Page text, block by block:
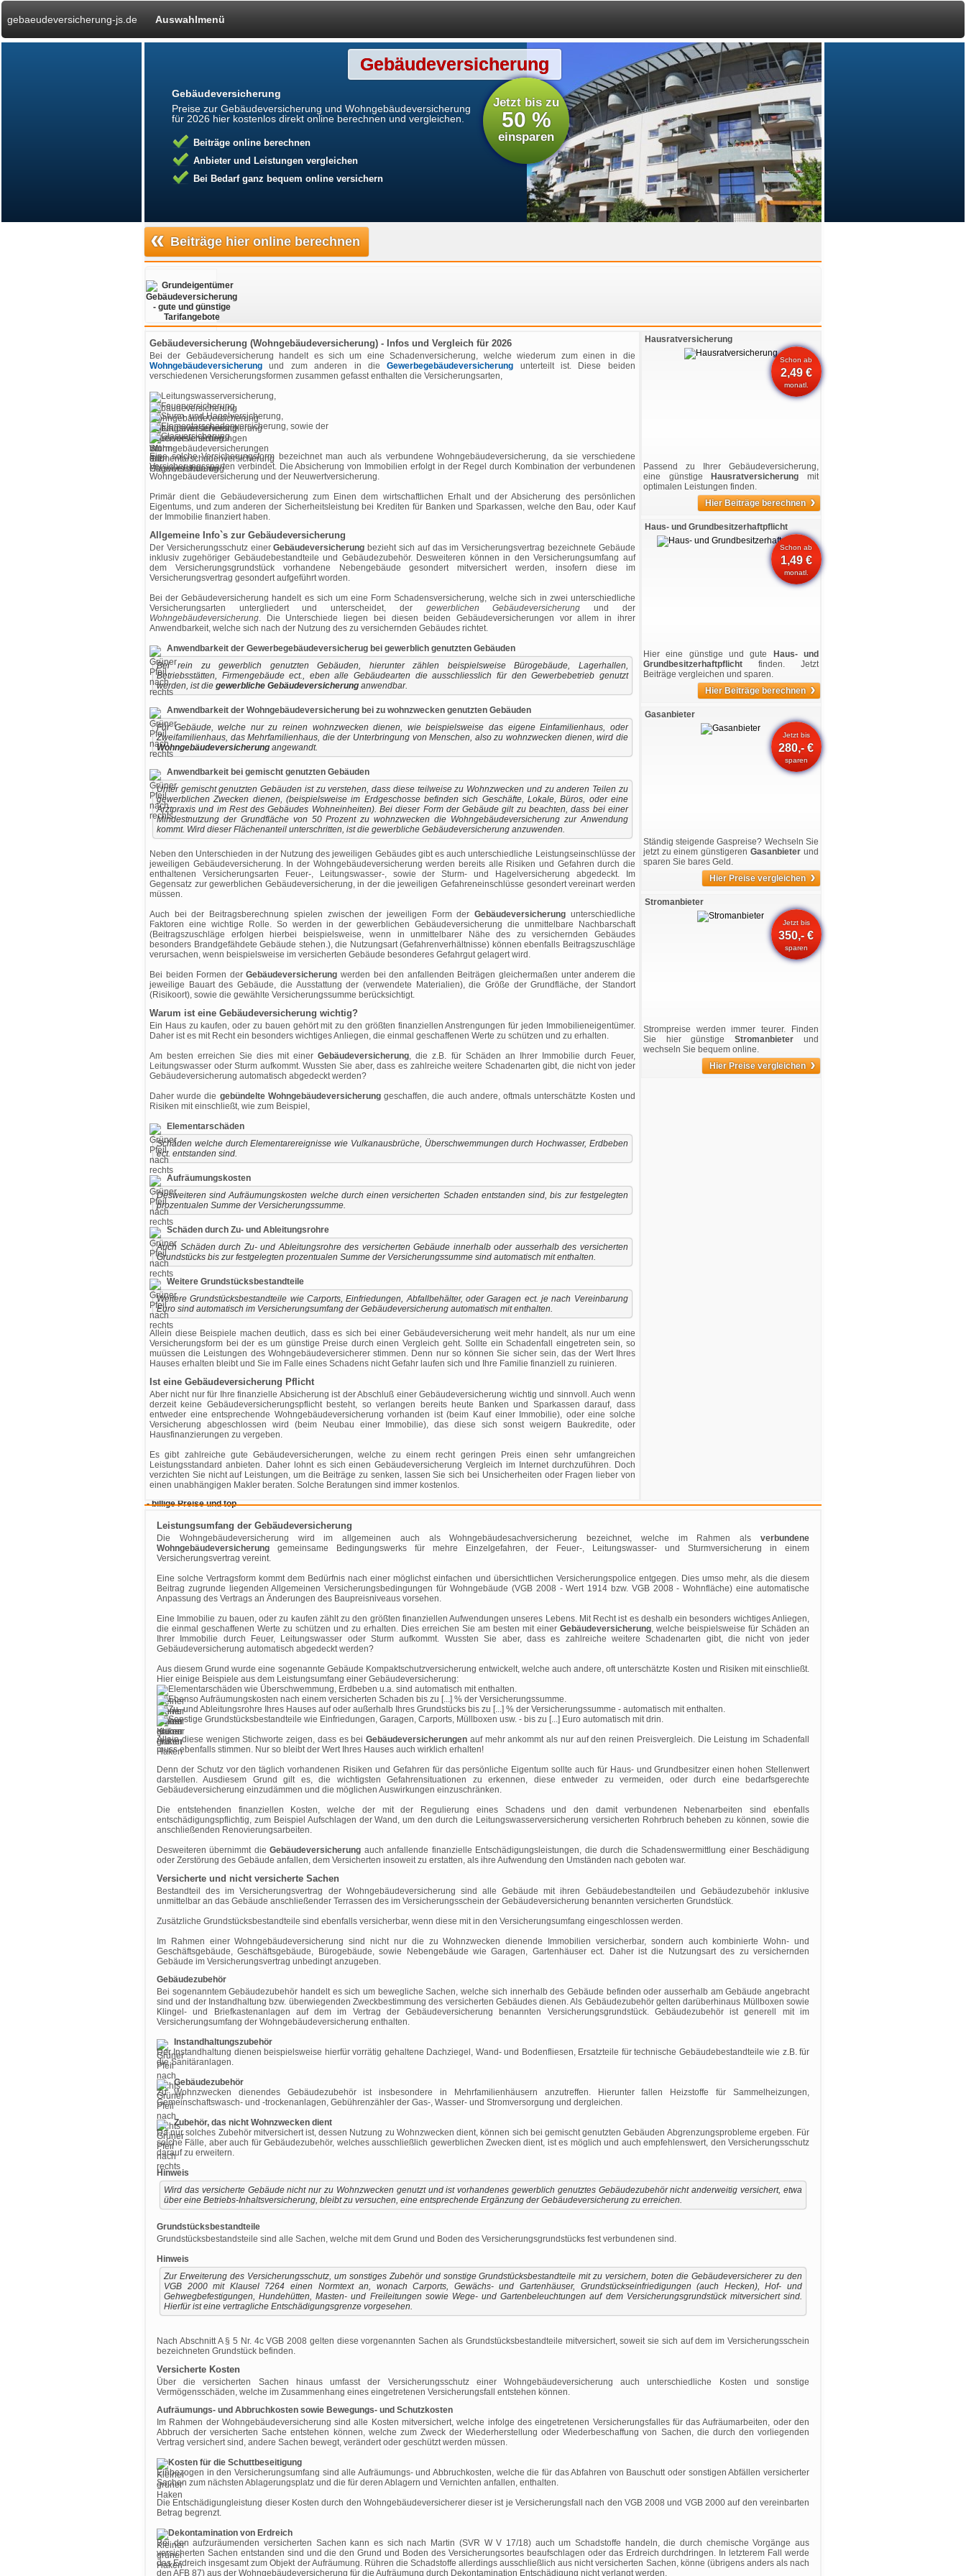
gebaeudeversicherung-js.de Auswahlmenü
Gebäudeversicherung
Preise zur Gebäudeversicherung und Wohngebäudeversicherung
für 2026 hier kostenlos direkt online berechnen und vergleichen.
Beiträge online berechnen
Anbieter und Leistungen vergleichen
Bei Bedarf ganz bequem online versichern
Jetzt bis zu
50 %
einsparen
Gebäudeversicherung
« Beiträge hier online berechnen
Gebäudeversicherung (Wohngebäudeversicherung) - Infos und Vergleich für 2026
Bei der Gebäudeversicherung handelt es sich um eine Schadenversicherung, welche wiederum zum einen in die
Wohngebäudeversicherung und zum anderen in dieGewerbegebäudeversicherung unterteilt ist. Diese beiden
verschiedenen Versicherungsformen zusammen gefasst enthalten die Versicherungsarten,
Leitungswasserversicherung,
Feuerversicherung,
Sturm- und Hagelversicherung,
Elementarschadenversicherung, sowie der
Glasversicherung.
Eine solche Versicherungsform bezeichnet man auch als verbundene Wohngebäudeversicherung, da sie verschiedene
Versicherungssparten verbindet. Die Absicherung von Immobilien erfolgt in der Regel durch Kombination der verbundenen
Wohngebäudeversicherung und der Neuwertversicherung.
Primär dient die Gebäudeversicherung zum Einen dem wirtschaftlichen Erhalt und der Absicherung des persönlichen
Eigentums, und zum anderen der Sicherheitsleistung bei Krediten für Banken und Sparkassen, welche den Bau, oder Kauf
der Immobilie finanziert haben.
Allgemeine Info`s zur Gebäudeversicherung
Der Versicherungsschutz einerGebäudeversicherung bezieht sich auf das im Versicherungsvertrag bezeichnete Gebäude
inklusiv zugehöriger Gebäudebestandteile und Gebäudezubehör. Desweiteren können in den Versicherungsumfang auf
dem Versicherungsgrundstück vorhandene Nebengebäude gesondert mitversichert werden, insofern diese im
Versicherungsvertrag gesondert aufgeführt worden.
Bei der Gebäudeversicherung handelt es sich um eine Form Schadensversicherung, welche sich in zwei unterschiedliche
Versicherungsarten untergliedert und unterscheidet, der gewerblichen Gebäudeversicherung und der
Wohngebäudeversicherung. Die Unterschiede liegen bei diesen beiden Gebäudeversicherungen vor allem in ihrer
Anwendbarkeit, welche sich nach der Nutzung des zu versichernden Gebäudes richtet.
Anwendbarkeit der Gewerbegebäudeversicherug bei gewerblich genutzten Gebäuden
Bei rein zu gewerblich genutzten Gebäuden, hierunter zählen beispielsweise Bürogebäude, Lagerhallen,
Betriebsstätten, Firmengebäude ect., eben alle Gebäudearten die ausschliesslich für den Gewerbebetrieb genutzt
werden, ist die gewerbliche Gebäudeversicherung anwendbar.
Anwendbarkeit der Wohngebäudeversicherung bei zu wohnzwecken genutzten Gebäuden
Für Gebäude, welche nur zu reinen wohnzwecken dienen, wie beispielsweise das eigene Einfamilienhaus, oder
Zweifamilienhaus, das Mehrfamilienhaus, die der Unterbringung von Menschen, also zu wohnzwecken dienen, wird die
Wohngebäudeversicherung angewandt.
Anwendbarkeit bei gemischt genutzten Gebäuden
Unter gemischt genutzten Gebäuden ist zu verstehen, dass diese teilweise zu Wohnzwecken und zu anderen Teilen zu
gewerblichen Zwecken dienen, (beispielsweise im Erdgeschosse befinden sich Geschäfte, Lokale, Büros, oder eine
Arztpraxis und im Rest des Gebäudes Wohneinheiten). Bei dieser Form der Gebäude gilt zu beachten, dass bei einer
Mindestnutzung der Grundfläche von 50 Prozent zu wohnzwecken die Wohngebäudeversicherung zur Anwendung
kommt. Wird dieser Flächenanteil unterschritten, ist die gewerbliche Gebäudeversicherung anzuwenden.
Neben den Unterschieden in der Nutzung des jeweiligen Gebäudes gibt es auch unterschiedliche Leistungseinschlüsse der
jeweiligen Gebäudeversicherung. In der Wohngebäudeversicherung werden bereits alle Risiken und Gefahren durch die
enthaltenen Versicherungsarten Feuer-, Leitungswasser-, sowie der Sturm- und Hagelversicherung abgedeckt. Im
Gegensatz zur gewerblichen Gebäudeversicherung, in der die jeweiligen Gefahreneinschlüsse gesondert vereinart werden
müssen.
Auch bei der Beitragsberechnung spielen zwischen der jeweiligen Form derGebäudeversicherung unterschiedliche
Faktoren eine wichtige Rolle. So werden in der gewerblichen Gebäudeversicherung die unmittelbare Nachbarschaft
(Beitragszuschläge erfolgen hierbei beispielsweise, wenn in unmittelbarer Nähe des zu versichernden Gebäudes
besonders Brandgefähdete Gebäude stehen.), die Nutzungsart (Gefahrenverhältnisse) können ebenfalls Beitragszuschläge
verursachen, wenn beispielsweise im versicherten Gebäude besonderes Gefahrgut gelagert wird.
Bei beiden Formen derGebäudeversicherung werden bei den anfallenden Beiträgen gleichermaßen unter anderem die
jeweilige Bauart des Gebäude, die Ausstattung der (verwendete Materialien), die Größe der Grundfläche, der Standort
(Risikoort), sowie die gewählte Versicherungssumme berücksichtigt.
Warum ist eine Gebäudeversicherung wichtig?
Ein Haus zu kaufen, oder zu bauen gehört mit zu den größten finanziellen Anstrengungen für jeden Immobilieneigentümer.
Daher ist es mit Recht ein besonders wichtiges Anliegen, die einmal geschaffenen Werte zu schützen und zu erhalten.
Am besten erreichen Sie dies mit einerGebäudeversicherung, die z.B. für Schäden an Ihrer Immobilie durch Feuer,
Leitungswasser oder Sturm aufkommt. Wussten Sie aber, dass es zahlreiche weitere Schadenarten gibt, die nicht von jeder
Gebäudeversicherung automatisch abgedeckt werden?
Daher wurde die gebündelte Wohngebäudeversicherunggeschaffen, die auch andere, oftmals unterschätzte Kosten und
Risiken mit einschließt, wie zum Beispiel,
Elementarschäden
Schäden welche durch Elementarereignisse wie Vulkanausbrüche, Überschwemmungen durch Hochwasser, Erdbeben
ect. entstanden sind.
Aufräumungskosten
Desweiteren sind Aufräumungskosten welche durch einen versicherten Schaden entstanden sind, bis zur festgelegten
prozentualen Summe der Versicherungssumme.
Schäden durch Zu- und Ableitungsrohre
Auch Schäden durch Zu- und Ableitungsrohre des versicherten Gebäude innerhalb oder ausserhalb des versicherten
Grundstücks bis zur festgelegten prozentualen Summe der Versicherungssumme sind automatisch mit enthalten.
Weitere Grundstücksbestandteile
Weitere Grundstücksbestandteile wie Carports, Einfriedungen, Abfallbehälter, oder Garagen ect. je nach Vereinbarung
Euro sind automatisch im Versicherungsumfang der Gebäudeversicherung automatisch mit enthalten.
Allein diese Beispiele machen deutlich, dass es sich bei einer Gebäudeversicherung weit mehr handelt, als nur um eine
Versicherungsform bei der es um günstige Preise durch einen Vergleich geht. Sollte ein Schadenfall eingetreten sein, so
muüssen die Leistungen des Wohngebäudeversicherer stimmen. Denn nur so können Sie sicher sein, das der Wert Ihres
Hauses erhalten bleibt und Sie im Falle eines Schadens nicht Gefahr laufen sich und Ihre Familie finanziell zu ruinieren.
Ist eine Gebäudeversicherung Pflicht
Aber nicht nur für Ihre finanzielle Absicherung ist der Abschluß einer Gebäudeversicherung wichtig und sinnvoll. Auch wenn
derzeit keine Gebäudeversicherungspflicht besteht, so verlangen bereits heute Banken und Sparkassen darauf, dass
entweder eine entsprechende Wohngebäudeversicherung vorhanden ist (beim Kauf einer Immobilie), oder eine solche
Versicherung abgeschlossen wird (beim Neubau einer Immobilie), das diese sich sonst weigern Baukredite, oder
Hausfinanzierungen zu vergeben.
Es gibt zahlreiche gute Gebäudeversicherungen, welche zu einem recht geringen Preis einen sehr umfangreichen
Leistungsstandard anbieten. Daher lohnt es sich einen Gebäudeversicherung Vergleich im Internet durchzuführen. Doch
verzichten Sie nicht auf Leistungen, um die Beiträge zu senken, lassen Sie sich bei Unsicherheiten oder Fragen lieber von
einen unabhängigen Makler beraten. Solche Beratungen sind immer kostenlos.
Hausratversicherung
Schon ab
2,49 €
monatl.
Passend zu Ihrer Gebäudeversicherung,
eine günstige
Hausratversicherung mit
optimalen Leistungen finden.
Hier Beiträge berechnen ›
Haus- und Grundbesitzerhaftpflicht
Schon ab
1,49 €
monatl.
Hier eine günstige und gute
Haus- und
Grundbesitzerhaftpflichtfinden. Jetzt
Beiträge vergleichen und sparen.
Hier Beiträge berechnen ›
Gasanbieter
Jetzt bis
280,- €
sparen
Ständig steigende Gaspreise? Wechseln Sie
jetzt zu einem günstigerenGasanbieter und
sparen Sie bares Geld.
Hier Preise vergleichen ›
Stromanbieter
Jetzt bis
350,- €
sparen
Strompreise werden immer teurer. Finden
Sie hier günstigeStromanbieter und
wechseln Sie bequem online.
Hier Preise vergleichen ›
Leistungsumfang der Gebäudeversicherung
Die Wohngebäudeversicherung wird im allgemeinen auch als Wohngebäudesachversicherung bezeichnet, welche im Rahmen als verbundene
Wohngebäudeversicherung gemeinsame Bedingungswerks für mehre Einzelgefahren, der Feuer-, Leitungswasser- und Sturmversicherung in einem
Versicherungsvertrag vereint.
Eine solche Vertragsform kommt dem Bedürfnis nach einer möglichst einfachen und übersichtlichen Versicherungspolice entgegen. Dies umso mehr, als die diesem
Beitrag zugrunde liegenden Allgemeinen Versicherungsbedingungen für Wohngebäude (VGB 2008 - Wert 1914 bzw. VGB 2008 - Wohnfläche) eine automatische
Anpassung des Vertrags an Änderungen des Baupreisniveaus vorsehen.
Eine Immobilie zu bauen, oder zu kaufen zählt zu den größten finanziellen Aufwendungen unseres Lebens. Mit Recht ist es deshalb ein besonders wichtiges Anliegen,
die einmal geschaffenen Werte zu schützen und zu erhalten. Dies erreichen Sie am besten mit einer Gebäudeversicherung, welche beispielsweise für Schäden an
Ihrer Immobilie durch Feuer, Leitungswasser oder Sturm aufkommt. Wussten Sie aber, dass es zahlreiche weitere Schadenarten gibt, die nicht von jeder
Gebäudeversicherung automatisch abgedeckt werden?
Aus diesem Grund wurde eine sogenannte Gebäude Kompaktschutzversicherung entwickelt, welche auch andere, oft unterschätzte Kosten und Risiken mit einschließt.
Hier einige Beispiele aus dem Leistungsumfang einer Gebäudeversicherung:
Elementarschäden wie Überschwemmung, Erdbeben u.a. sind automatisch mit enthalten.
Ebenso Aufräumungskosten nach einem versicherten Schaden bis zu [...] % der Versicherungssumme.
Zu- und Ableitungsrohre Ihres Hauses auf oder außerhalb Ihres Grundstücks bis zu [...] % der Versicherungssumme - automatisch mit enthalten.
Sonstige Grundstücksbestandteile wie Einfriedungen, Garagen, Carports, Müllboxen usw. - bis zu [...] Euro automatisch mit drin.
Allein diese wenigen Stichworte zeigen, dass es beiGebäudeversicherungen auf mehr ankommt als nur auf den reinen Preisvergleich. Die Leistung im Schadenfall
muss ebenfalls stimmen. Nur so bleibt der Wert Ihres Hauses auch wirklich erhalten!
Denn der Schutz vor den täglich vorhandenen Risiken und Gefahren für das persönliche Eigentum sollte auch für Haus- und Grundbesitzer einen hohen Stellenwert
darstellen. Ausdiesem Grund gilt es, die wichtigsten Gefahrensituationen zu erkennen, diese entweder zu vermeiden, oder durch eine bedarfsgerechte
Gebäudeversicherung einzudämmen und die möglichen Auswirkungen einzuschränken.
Die entstehenden finanziellen Kosten, welche der mit der Regulierung eines Schadens und den damit verbundenen Nebenarbeiten sind ebenfalls
entschädigungspflichtig, zum Beispiel Aufschlagen der Wand, um den durch die Leitungswasserversicherung versicherten Rohrbruch beheben zu können, sowie die
anschließenden Renovierungsarbeiten.
Desweiteren übernimmt dieGebäudeversicherung auch anfallende finanzielle Entschädigungsleistungen, die durch die Schadenswermittlung einer Beschädigung
oder Zerstörung des Gebäude anfallen, dem Versicherten insoweit zu erstatten, als ihre Aufwendung den Umständen nach geboten war.
Versicherte und nicht versicherte Sachen
Bestandteil des im Versicherungsvertrag der Wohngebäudeversicherung sind alle Gebäude mit ihren Gebäudebestandteilen und Gebäudezubehör inklusive
unmittelbar an das Gebäude anschließender Terrassen des im Versicherungsschein der Gebäudeversicherung benannten versicherten Grundstück.
Zusätzliche Grundstücksbestandteile sind ebenfalls versicherbar, wenn diese mit in den Versicherungsumfang eingeschlossen werden.
Im Rahmen einer Wohngebäudeversicherung sind nicht nur die zu Wohnzwecken dienende Immobilien versicherbar, sondern auch kombinierte Wohn- und
Geschäftsgebäude, Geschäftsgebäude, Bürogebäude, sowie Nebengebäude wie Garagen, Gartenhäuser ect. Daher ist die Nutzungsart des zu versichernden
Gebäude im Versicherungsvertrag unbedingt anzugeben.
Gebäudezubehör
Bei sogenanntem Gebäudezubehör handelt es sich um bewegliche Sachen, welche sich innerhalb des Gebäude befinden oder ausserhalb am Gebäude angebracht
sind und der Instandhaltung bzw. überwiegenden Zweckbestimmung des versicherten Gebäudes dienen. Als Gebäudezubehör gelten darüberhinaus Müllboxen sowie
Klingel- und Briefkastenanlagen auf dem im Vertrag der Gebäudeversicherung benannten Versicherungsgrundstück. Gebäudezubehör ist generell mit im
Versicherungsumfang der Wohngebäudeversicherung enthalten.
Instandhaltungszubehör
Der Instandhaltung dienen beispielsweise hierfür vorrätig gehaltene Dachziegel, Wand- und Bodenfliesen, Ersatzteile für technische Gebäudebestandteile wie z.B. für
die Sanitäranlagen.
Gebäudezubehör
Zu Wohnzwecken dienendes Gebäudezubehör ist insbesondere in Mehrfamilienhäusern anzutreffen. Hierunter fallen Heizstoffe für Sammelheizungen,
Gemeinschaftswasch- und -trockenanlagen, Gebührenzähler der Gas-, Wasser- und Stromversorgung und dergleichen.
Zubehör, das nicht Wohnzwecken dient
Da nur solches Zubehör mitversichert ist, dessen Nutzung zu Wohnzwecken dient, können sich bei gemischt genutzten Gebäuden Abgrenzungsprobleme ergeben. Für
solche Fälle, aber auch für Gebäudezubehör, welches ausschließlich gewerblichen Zwecken dient, ist es möglich und auch empfehlenswert, den Versicherungsschutz
darauf zu erweitern.
Hinweis
Wird das versicherte Gebäude nicht nur zu Wohnzwecken genutzt und ist vorhandenes gewerblich genutztes Gebäudezubehör nicht anderweitig versichert, etwa
über eine Betriebs-Inhaltsversicherung, bleibt zu versuchen, eine entsprechende Ergänzung der Gebäudeversicherung zu erreichen.
Grundstücksbestandteile
Grundstücksbestandsteile sind alle Sachen, welche mit dem Grund und Boden des Versicherungsgrundstücks fest verbundenen sind.
Hinweis
Zur Erweiterung des Versicherungsschutz, um sonstiges Zubehör und sonstige Grundstücksbestandteile mit zu versichern, boten die Gebäudeversicherer zu den
VGB 2000 mit Klausel 7264 einen Normtext an, wonach Carports, Gewächs- und Gartenhäuser, Grundstückseinfriedigungen (auch Hecken), Hof- und
Gehwegbefestigungen, Hundehütten, Masten- und Freileitungen sowie Wege- und Gartenbeleuchtungen auf dem Versicherungsgrundstück mitversichert sind.
Hierfür ist eine vertragliche Entschädigungsgrenze vorgesehen.
Nach Abschnitt A § 5 Nr. 4c VGB 2008 gelten diese vorgenannten Sachen als Grundstücksbestandteile mitversichert, soweit sie sich auf dem im Versicherungsschein
bezeichneten Grundstück befinden.
Versicherte Kosten
Über die versicherten Sachen hinaus umfasst der Versicherungsschutz einer Wohngebäudeversicherung auch unterschiedliche Kosten und sonstige
Vermögensschäden, welche im Zusammenhang eines eingetretenen Versicherungsfall entstehen können.
Aufräumungs- und Abbruchkosten sowie Bewegungs- und Schutzkosten
Im Rahmen der Wohngebäudeversicherung sind alle Kosten mitversichert, welche infolge des eingetretenen Versicherungsfalles für das Aufräumarbeiten, oder den
Abbruch der versicherten Sache entstehen können, welche zum Zweck der Wiederherstellung oder Wiederbeschaffung von Sachen, die durch den vorliegenden
Vertrag versichert sind, andere Sachen bewegt, verändert oder geschützt werden müssen.
Kosten für die Schuttbeseitigung
Einbezogen in den Versicherungsumfang sind alle Aufräumungs- und Abbruchkosten, welche die für das Abfahren von Bauschutt oder sonstigen Abfällen versicherter
Sachen zum nächsten Ablagerungsplatz und die für deren Ablagern und Vernichten anfallen, enthalten.
Die Entschädigungleistung dieser Kosten durch den Wohngebäudeversicherer dieser ist je Versicherungsfall nach den VGB 2008 und VGB 2000 auf den vereinbarten
Betrag begrenzt.
Dekontamination von Erdreich
Bei den aufzuräumenden versicherten Sachen kann es sich nach Martin (SVR W V 17/18) auch um Schadstoffe handeln, die durch chemische Vorgänge aus
versicherten Sachen entstanden sind und die den Grund und Boden des Versicherungsortes beaufschlagen oder das Erdreich durchdringen. In letzterem Fall werde
das Erdreich insgesamt zum Objekt der Aufräumung. Rühren die Schadstoffe allerdings ausschließlich aus nicht versicherten Sachen, könne (übrigens anders als nach
den AFB 87) aus der Wohngebäudeversicherung für die Aufräumung durch Dekontamination Entschädigung nicht verlangt werden.